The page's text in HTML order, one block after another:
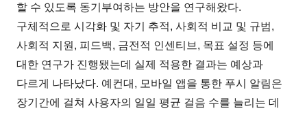
할 수 있도록 동기부여하는 방안을 연구해왔다.
구체적으로 시각화 및 자기 추적, 사회적 비교 및 규범,
사회적 지원, 피드백, 금전적 인센티브, 목표 설정 등에
대한 연구가 진행됐는데 실제 적용한 결과는 예상과
다르게 나타났다. 예컨대, 모바일 앱을 통한 푸시 알림은
장기간에 걸쳐 사용자의 일일 평균 걸음 수를 늘리는 데